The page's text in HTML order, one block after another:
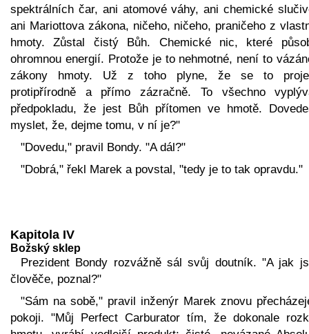
spektrálních čar, ani atomové váhy, ani chemické
ani Mariottova zákona, ničeho, ničeho, praničeho z
hmoty. Zůstal čistý Bůh. Chemické nic, které
ohromnou energií. Protože je to nehmotné, není to
zákony hmoty. Už z toho plyne, že se to
protipřírodně a přímo zázračně. To všechno
předpokladu, že jest Bůh přítomen ve hmotě.
myslet, že, dejme tomu, v ní je?"
"Dovedu," pravil Bondy. "A dál?"
"Dobrá," řekl Marek a povstal, "tedy je to tak opravdu."
Kapitola IV
Božský sklep
Prezident Bondy rozvážně sál svůj doutník. "A jak
člověče, poznal?"
"Sám na sobě," pravil inženýr Marek znovu
pokoji. "Můj Perfect Carburator tím, že dokonale